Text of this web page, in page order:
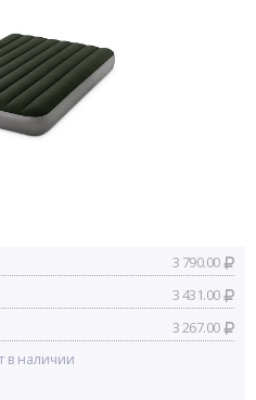
3 790.00
3 431.00
3 267.00
в наличии